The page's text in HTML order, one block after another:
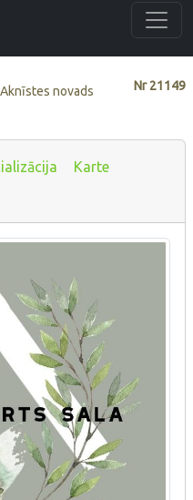
Nr21149
novads
Karte